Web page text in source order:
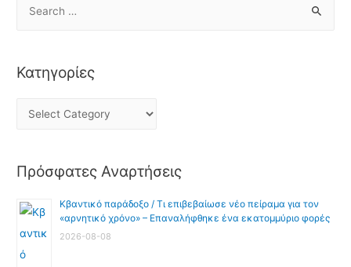
Κατηγορίες
Πρόσφατες Αναρτήσεις
Κβαντικό παράδοξο / Τι επιβεβαίωσε νέο πείραμα για τον
«αρνητικό χρόνο» – Επαναλήφθηκε ένα εκατομμύριο φορές
2026-08-08